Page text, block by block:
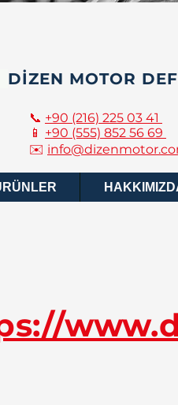
DİZEN MOTOR
📞 +90 (216) 225 03 41
📱 +90 (555) 852 56 69
✉️